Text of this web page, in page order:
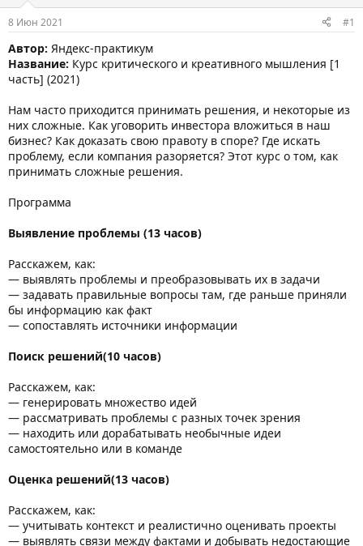
м
ы
а
л
а
8 Июн 2021 #1
Автор: Яндекс-практикум
Название: Курс критического и креативного мышления [1
часть] (2021)
Нам часто приходится принимать решения, и некоторые из
них сложные. Как уговорить инвестора вложиться в наш
бизнес? Как доказать свою правоту в споре? Где искать
проблему, если компания разоряется? Этот курс о том, как
принимать сложные решения.
Программа
Выявление проблемы (13 часов)
Расскажем, как:
— выявлять проблемы и преобразовывать их в задачи
— задавать правильные вопросы там, где раньше приняли
бы информацию как факт
— сопоставлять источники информации
Поиск решений(10 часов)
Расскажем, как:
— генерировать множество идей
— рассматривать проблемы с разных точек зрения
— находить или дорабатывать необычные идеи
самостоятельно или в команде
Оценка решений(13 часов)
Расскажем, как:
— учитывать контекст и реалистично оценивать проекты
— выявлять связи между фактами и добывать недостающие